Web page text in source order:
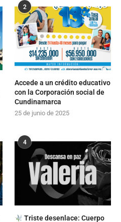
2
Accede a un crédito educativo
con la Corporación social de
Cundinamarca
25 de junio de 2025
4
Triste desenlace: Cuerpo